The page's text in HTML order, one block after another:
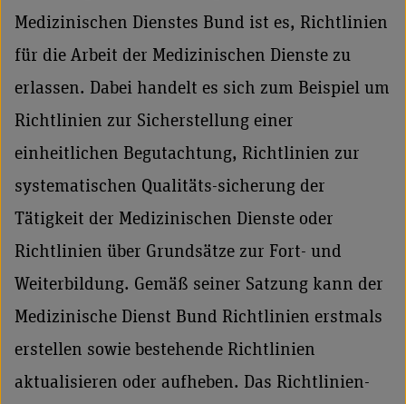
Medizinischen Dienstes Bund ist es, Richtlinien
für die Arbeit der Medizinischen Dienste zu
erlassen. Dabei handelt es sich zum Beispiel um
Richtlinien zur Sicherstellung einer
einheitlichen Begutachtung, Richtlinien zur
systematischen Qualitäts-sicherung der
Tätigkeit der Medizinischen Dienste oder
Richtlinien über Grundsätze zur Fort- und
Weiterbildung. Gemäß seiner Satzung kann der
Medizinische Dienst Bund Richtlinien erstmals
erstellen sowie bestehende Richtlinien
aktualisieren oder aufheben. Das Richtlinien-